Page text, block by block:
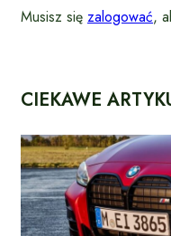
Musisz się zalogować,
CIEKAWE